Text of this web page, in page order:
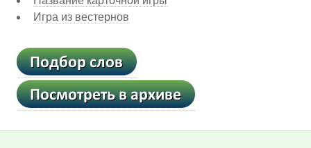
Игра из вестернов